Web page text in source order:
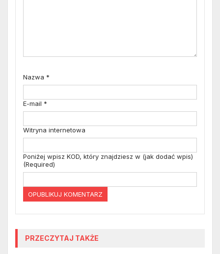
Nazwa *
E-mail *
Witryna internetowa
Poniżej wpisz KOD, który znajdziesz w (jak dodać wpis)
(Required)
PRZECZYTAJ TAKŻE